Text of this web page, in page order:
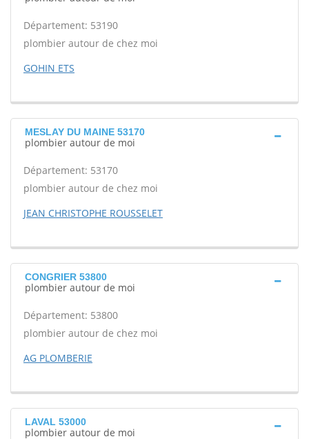
Département: 53190
plombier autour de chez moi
GOHIN ETS
MESLAY DU MAINE 53170
plombier autour de moi
Département: 53170
plombier autour de chez moi
JEAN CHRISTOPHE ROUSSELET
CONGRIER 53800
plombier autour de moi
Département: 53800
plombier autour de chez moi
AG PLOMBERIE
LAVAL 53000
plombier autour de moi